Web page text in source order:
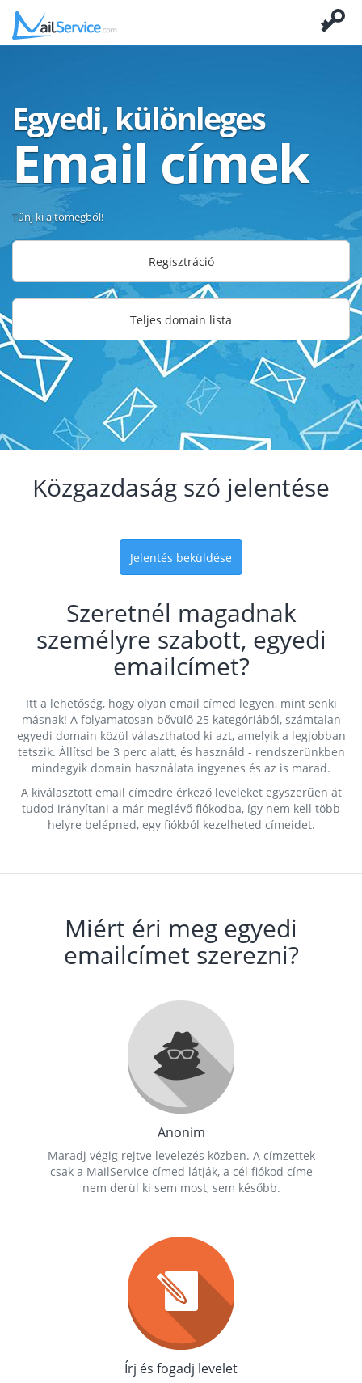
Egyedi, különleges
Email címek
Tűnj ki a tömegből!
Regisztráció
Teljes domain lista
Közgazdaság szó jelentése
Jelentés beküldése
Szeretnél magadnak
személyre szabott, egyedi
emailcímet?
Itt a lehetőség, hogy olyan email címed legyen, mint senki
másnak! A folyamatosan bővülő 25 kategóriából, számtalan
egyedi domain közül választhatod ki azt, amelyik a legjobban
tetszik. Állítsd be 3 perc alatt, és használd - rendszerünkben
mindegyik domain használata ingyenes és az is marad.
A kiválasztott email címedre érkező leveleket egyszerűen át
tudod irányítani a már meglévő fiókodba, így nem kell több
helyre belépned, egy fiókból kezelheted címeidet.
Miért éri meg egyedi
emailcímet szerezni?
Anonim
Maradj végig rejtve levelezés közben. A címzettek
csak a MailService címed látják, a cél fiókod címe
nem derül ki sem most, sem később.
Írj és fogadj levelet